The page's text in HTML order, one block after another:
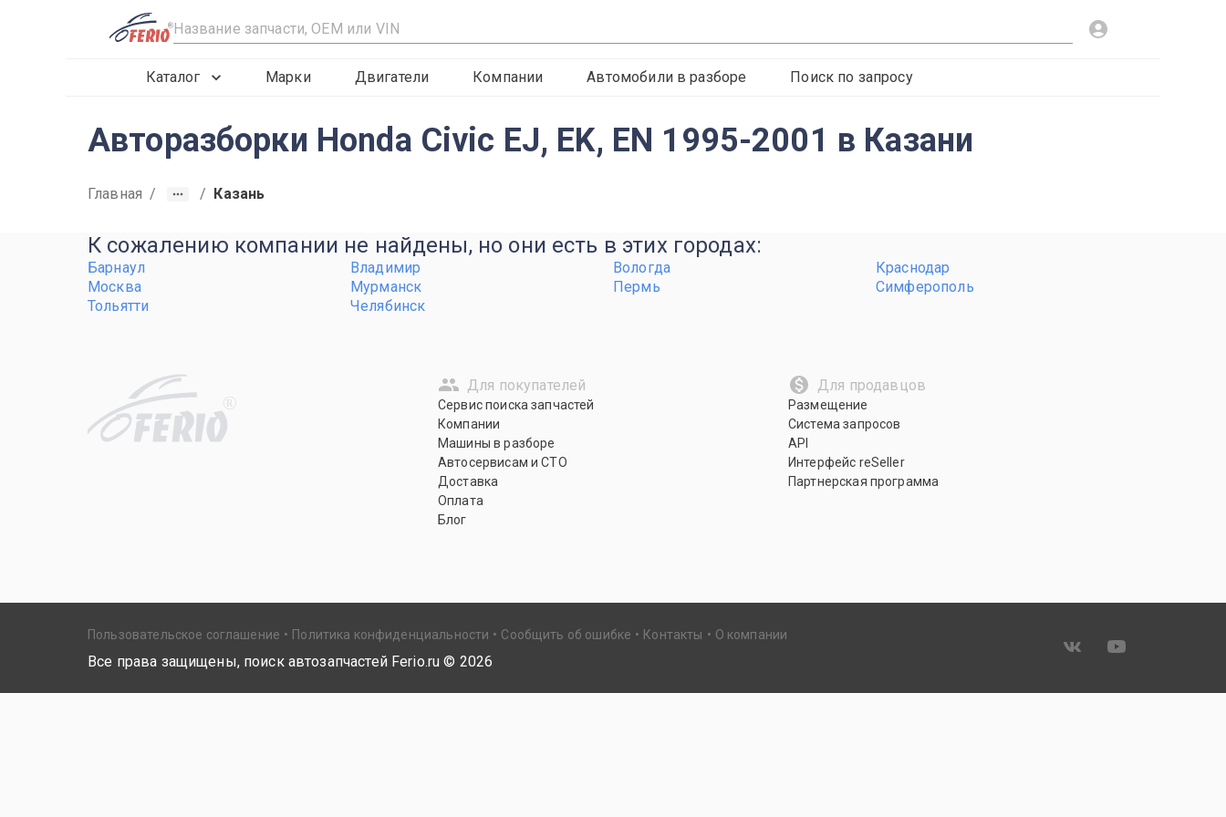
R
Каталог Марки Двигатели Компании Автомобили в разборе Поиск по запросу
Авторазборки Honda Civic EJ, EK, EN 1995-2001 в Казани
Главная / / Казань
К сожалению компании не найдены, но они есть в этих городах:
Барнаул Владимир Вологда
Краснодар
Москва
Мурманск Пермь
Симферополь
Тольятти
Челябинск
R
Для покупателей
Сервис поиска запчастей
Компании
Машины в разборе
Автосервисам и СТО
Доставка
Оплата
Блог
Для продавцов
Размещение
Система запросов
API
Интерфейс reSeller
Партнерская программа
Пользовательское соглашение Политика конфиденциальности Сообщить об ошибке Контакты О компании
Все права защищены, поиск автозапчастей Ferio.ru © 2026